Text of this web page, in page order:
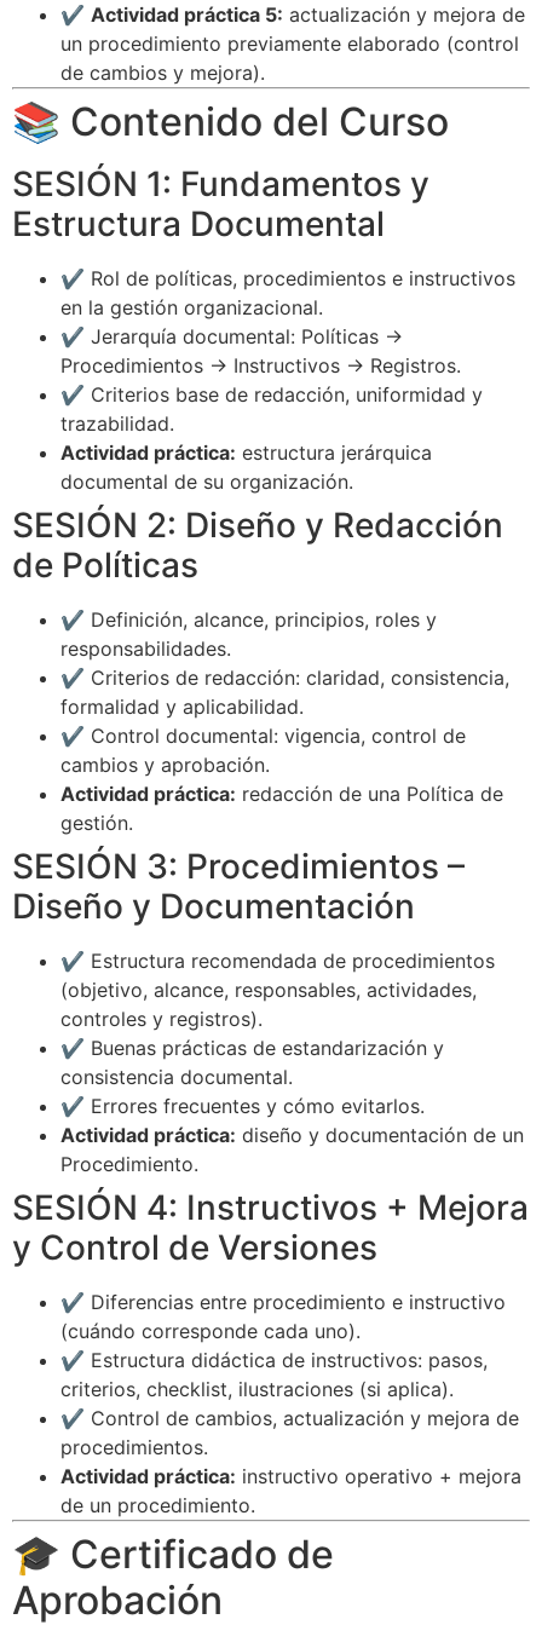
✔️ Actividad práctica 5: actualización y mejora de
un procedimiento previamente elaborado (control
de cambios y mejora).
📚 Contenido del Curso
SESIÓN 1: Fundamentos y
Estructura Documental
✔️ Rol de políticas, procedimientos e instructivos
en la gestión organizacional.
✔️ Jerarquía documental: Políticas →
Procedimientos → Instructivos → Registros.
✔️ Criterios base de redacción, uniformidad y
trazabilidad.
Actividad práctica: estructura jerárquica
documental de su organización.
SESIÓN 2: Diseño y Redacción
de Políticas
✔️ Definición, alcance, principios, roles y
responsabilidades.
✔️ Criterios de redacción: claridad, consistencia,
formalidad y aplicabilidad.
✔️ Control documental: vigencia, control de
cambios y aprobación.
Actividad práctica: redacción de una Política de
gestión.
SESIÓN 3: Procedimientos –
Diseño y Documentación
✔️ Estructura recomendada de procedimientos
(objetivo, alcance, responsables, actividades,
controles y registros).
✔️ Buenas prácticas de estandarización y
consistencia documental.
✔️ Errores frecuentes y cómo evitarlos.
Actividad práctica: diseño y documentación de un
Procedimiento.
SESIÓN 4: Instructivos + Mejora
y Control de Versiones
✔️ Diferencias entre procedimiento e instructivo
(cuándo corresponde cada uno).
✔️ Estructura didáctica de instructivos: pasos,
criterios, checklist, ilustraciones (si aplica).
✔️ Control de cambios, actualización y mejora de
procedimientos.
Actividad práctica: instructivo operativo + mejora
de un procedimiento.
🎓 Certificado de
Aprobación